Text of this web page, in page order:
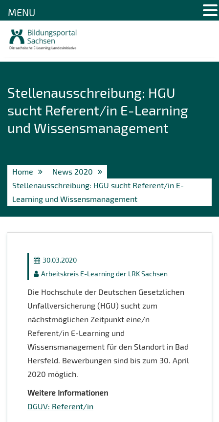
Stellenausschreibung: HGU
sucht Referent/in E-Learning
und Wissensmanagement
Home
News 2020
Stellenausschreibung: HGU sucht Referent/in E-
Learning und Wissensmanagement
30.03.2020
Arbeitskreis E-Learning der LRK Sachsen
Die Hochschule der Deutschen Gesetzlichen
Unfallversicherung (HGU) sucht zum
nächstmöglichen Zeitpunkt eine/n
Referent/in E-Learning und
Wissensmanagement für den Standort in Bad
Hersfeld. Bewerbungen sind bis zum 30. April
2020 möglich.
Weitere Informationen
DGUV: Referent/in
MENU